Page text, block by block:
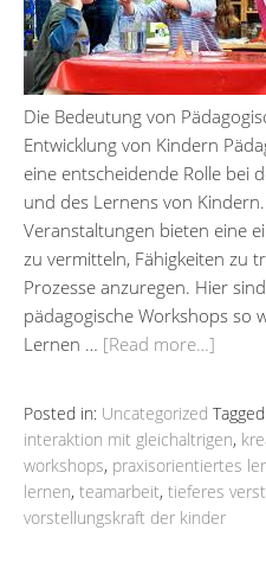
Die Bedeutung von
Entwicklung von Kindern
eine entscheidende Rolle bei
und des Lernens von
Veranstaltungen bieten eine
zu vermitteln, Fähigkeiten zu
Prozesse anzuregen. Hier
pädagogische Workshops so
Lernen … [Read more…]
Posted in: Uncategorized
interaktion mit gleichaltrigen,
workshops, praxisorientiertes
lernen, teamarbeit, tieferes
vorstellungskraft der kinder